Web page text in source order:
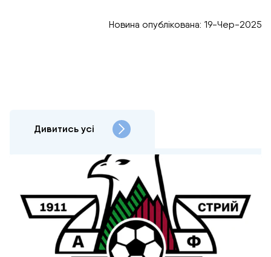
Новина опублікована: 19-Чер-2025
Дивитись усі